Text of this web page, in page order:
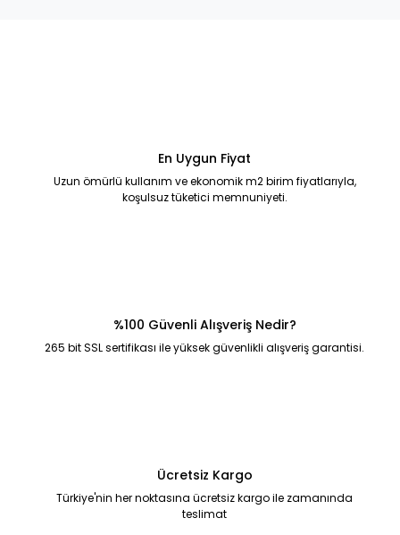
En Uygun Fiyat
Uzun ömürlü kullanım ve ekonomik m2 birim fiyatlarıyla,
koşulsuz tüketici memnuniyeti.
%100 Güvenli Alışveriş Nedir?
265 bit SSL sertifikası ile yüksek güvenlikli alışveriş garantisi.
Ücretsiz Kargo
Türkiye'nin her noktasına ücretsiz kargo ile zamanında
teslimat